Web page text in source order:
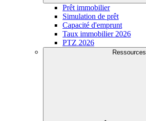
Prêt immobilier
Simulation de prêt
Capacité d'emprunt
Taux immobilier 2026
PTZ 2026
Ressources